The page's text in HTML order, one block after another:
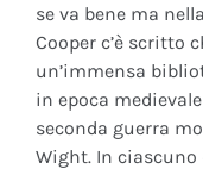
se va bene ma
Cooper c’è scritto
un’immensa
in epoca
seconda guerra
Wight. In